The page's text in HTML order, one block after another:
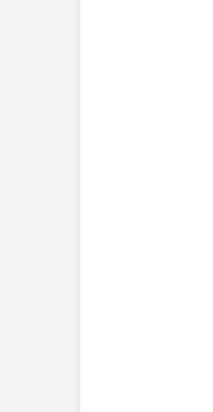
使用超商取貨付款：負評≦1
由於新生報名人數不足，讓銀魂
為了挽回學校的人氣，登勢理事
除了舉辦一日體驗入學，還在網
此外，銀八是唯一沒有校友來訪
安排在運動會前舉辦的健康檢查